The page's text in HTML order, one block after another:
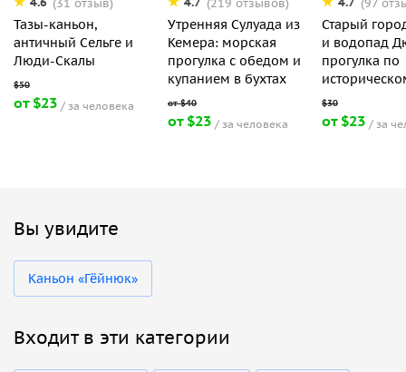
Тазы-каньон,
античный Сельге и
Люди-Скалы
от $23 за человека
Утренняя Сулуада из
Кемера: морская
прогулка с обедом и
купанием в бухтах
от $23 за человека
Старый
и водопад
прогулка по
от $23 за
Вы увидите
Каньон «Гёйнюк»
Входит в эти категории